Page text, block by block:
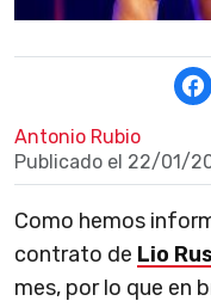
Antonio Rubio
Publicado el 22/01/
Como hemos
contrato de Lio
mes, por lo que en